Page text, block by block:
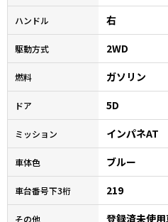
ハンドル 右
駆動方式 2WD
燃料 ガソリン
ドア 5D
ミッション インパネAT
車体色 ブルー
車台番号下3桁 219
その他 登録済未使